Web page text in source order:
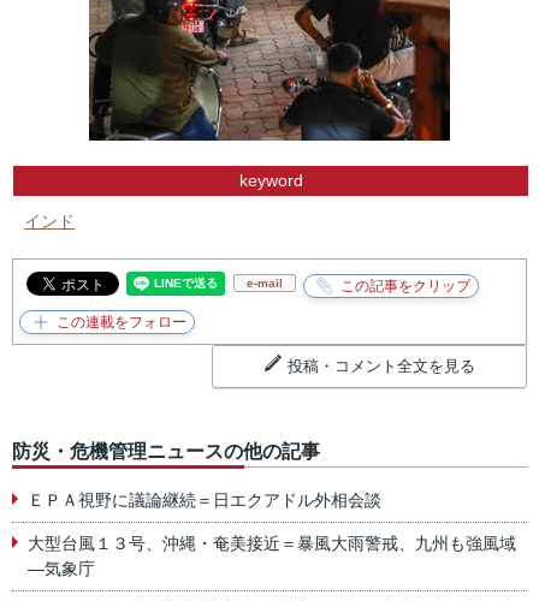
keyword
インド
e-mail
投稿・コメント全文を見る
防災・危機管理ニュースの他の記事
ＥＰＡ視野に議論継続＝日エクアドル外相会談
大型台風１３号、沖縄・奄美接近＝暴風大雨警戒、九州も強風域
―気象庁